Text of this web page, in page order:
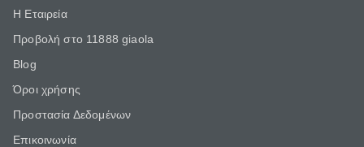
Η Εταιρεία
Προβολή στο 11888 giaola
Blog
Όροι χρήσης
Προστασία Δεδομένων
Επικοινωνία